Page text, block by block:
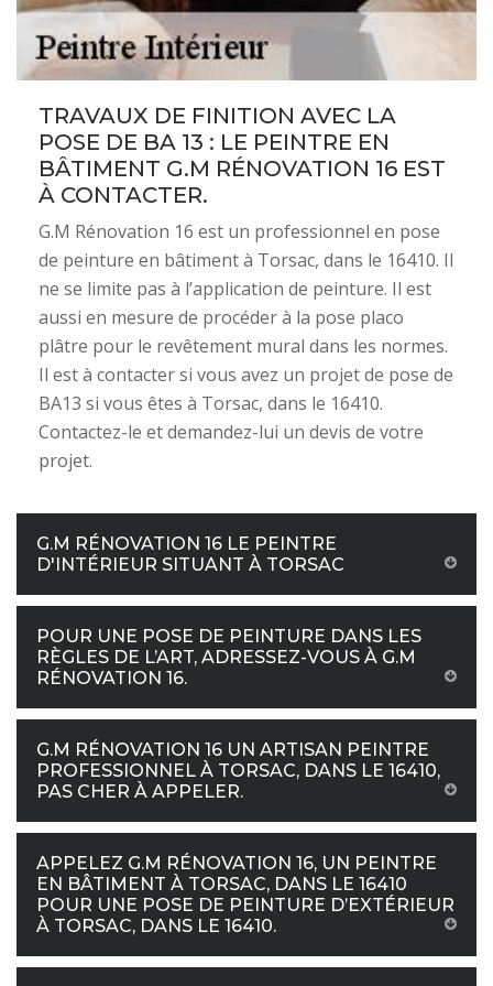
TRAVAUX DE FINITION AVEC LA
POSE DE BA 13 : LE PEINTRE EN
BÂTIMENT G.M RÉNOVATION 16 EST
À CONTACTER.
G.M Rénovation 16 est un professionnel en pose
de peinture en bâtiment à Torsac, dans le 16410. Il
ne se limite pas à l’application de peinture. Il est
aussi en mesure de procéder à la pose placo
plâtre pour le revêtement mural dans les normes.
Il est à contacter si vous avez un projet de pose de
BA13 si vous êtes à Torsac, dans le 16410.
Contactez-le et demandez-lui un devis de votre
projet.
G.M RÉNOVATION 16 LE PEINTRE
D'INTÉRIEUR SITUANT À TORSAC
POUR UNE POSE DE PEINTURE DANS LES
RÈGLES DE L’ART, ADRESSEZ-VOUS À G.M
RÉNOVATION 16.
G.M RÉNOVATION 16 UN ARTISAN PEINTRE
PROFESSIONNEL À TORSAC, DANS LE 16410,
PAS CHER À APPELER.
APPELEZ G.M RÉNOVATION 16, UN PEINTRE
EN BÂTIMENT À TORSAC, DANS LE 16410
POUR UNE POSE DE PEINTURE D’EXTÉRIEUR
À TORSAC, DANS LE 16410.